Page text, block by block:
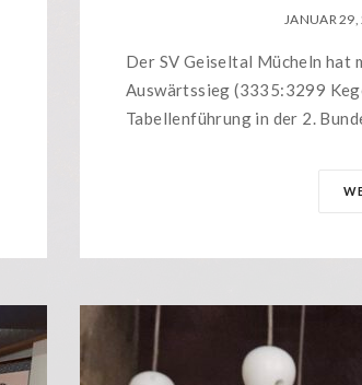
JANUAR
Der SV Geiseltal Mücheln hat
Auswärtssieg (3335:3299
Tabellenführung in der 2.